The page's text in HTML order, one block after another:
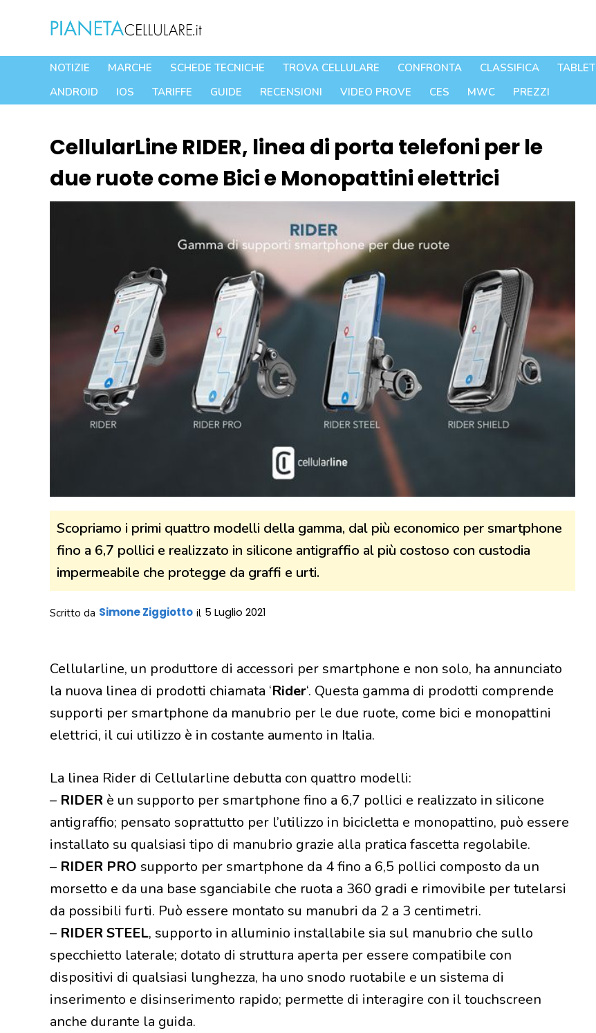
contenuto
NOTIZIE MARCHE SCHEDE TECNICHE TROVA CELLULARE CONFRONTA CLASSIFICA TABLET
ANDROID
IOS TARIFFE GUIDE RECENSIONI VIDEO PROVE CES MWC PREZZI
CellularLine RIDER, linea di porta telefoni per le
due ruote come Bici e Monopattini elettrici
Scopriamo i primi quattro modelli della gamma, dal più economico per smartphone
fino a 6,7 pollici e realizzato in silicone antigraffio al più costoso con custodia
impermeabile che protegge da graffi e urti.
Scritto da Simone Ziggiotto il 5 Luglio 2021
Cellularline, un produttore di accessori per smartphone e non solo, ha annunciato
la nuova linea di prodotti chiamata ‘Rider‘. Questa gamma di prodotti comprende
supporti per smartphone da manubrio per le due ruote, come bici e monopattini
elettrici, il cui utilizzo è in costante aumento in Italia.
La linea Rider di Cellularline debutta con quattro modelli:
– RIDER è un supporto per smartphone fino a 6,7 pollici e realizzato in silicone
antigraffio; pensato soprattutto per l’utilizzo in bicicletta e monopattino, può essere
installato su qualsiasi tipo di manubrio grazie alla pratica fascetta regolabile.
– RIDER PRO supporto per smartphone da 4 fino a 6,5 pollici composto da un
morsetto e da una base sganciabile che ruota a 360 gradi e rimovibile per tutelarsi
da possibili furti. Può essere montato su manubri da 2 a 3 centimetri.
– RIDER STEEL, supporto in alluminio installabile sia sul manubrio che sullo
specchietto laterale; dotato di struttura aperta per essere compatibile con
dispositivi di qualsiasi lunghezza, ha uno snodo ruotabile e un sistema di
inserimento e disinserimento rapido; permette di interagire con il touchscreen
anche durante la guida.